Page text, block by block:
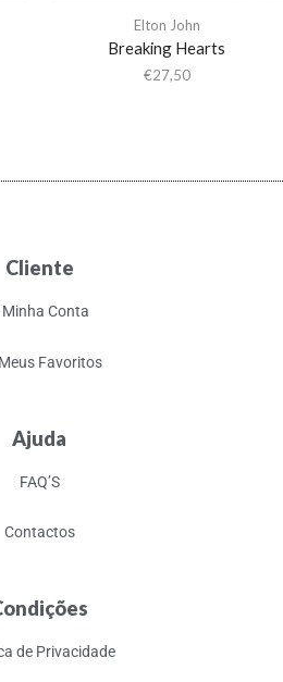
Elton John
Breaking Hearts
€27,50
Cliente
Minha Conta
Favoritos
Ajuda
FAQ’S
Contactos
de Privacidade